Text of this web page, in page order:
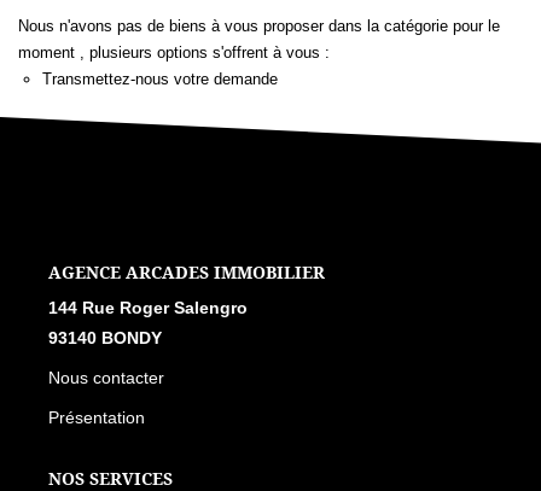
Nous n'avons pas de biens à vous proposer dans la catégorie pour le
moment , plusieurs options s'offrent à vous :
Transmettez-nous votre demande
L'AGENCE
144 RUE ROGER SALENGRO, 93140 BONDY
Nous contacter
Présentation
NOS SERVICES